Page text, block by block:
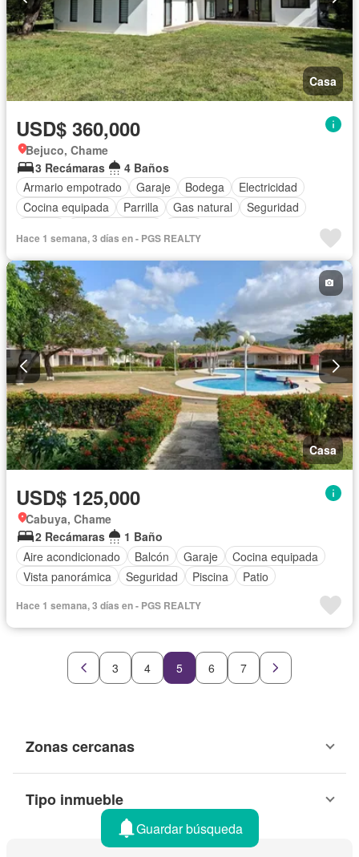
Casa
USD$ 360,000
Bejuco, Chame
3 Recámaras
4 Baños
Armario empotrado
Garaje Bodega
Electricidad
Cocina equipada
Parrilla Gas natural
Seguridad
Hace 1 semana, 3 días en - PGS REALTY
Casa
USD$ 125,000
Cabuya, Chame
2 Recámaras
1 Baño
Aire acondicionado
Balcón Garaje
Cocina equipada
Vista panorámica
Seguridad Piscina Patio
Hace 1 semana, 3 días en - PGS REALTY
3 4 5 6 7
Zonas cercanas
Tipo inmueble
Guardar búsqueda